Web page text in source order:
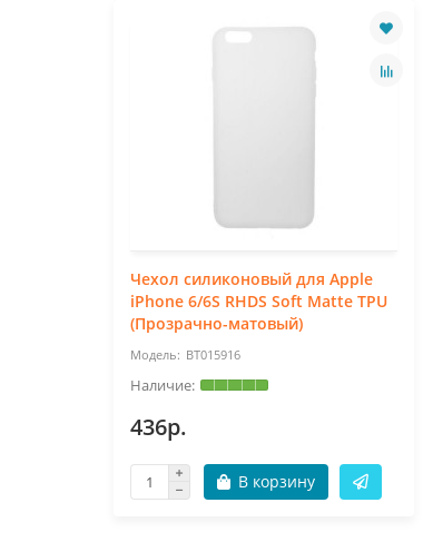
Чехол силиконовый для Apple
iPhone 6/6S RHDS Soft Matte TPU
(Прозрачно-матовый)
BT015916
436р.
В корзину